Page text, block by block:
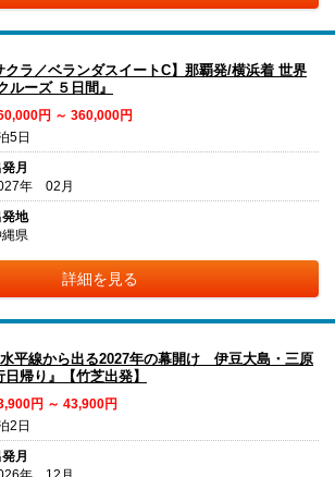
クラ／ベランダスイートC】那覇発/横浜着 世界
ルーズ ５日間』
円 ～ 360,000円
5日
月
年 02月
地
県
詳細を見る
平線から出る2027年の幕開け 伊豆大島・三原
帰り』【竹芝出発】
円 ～ 43,900円
2日
月